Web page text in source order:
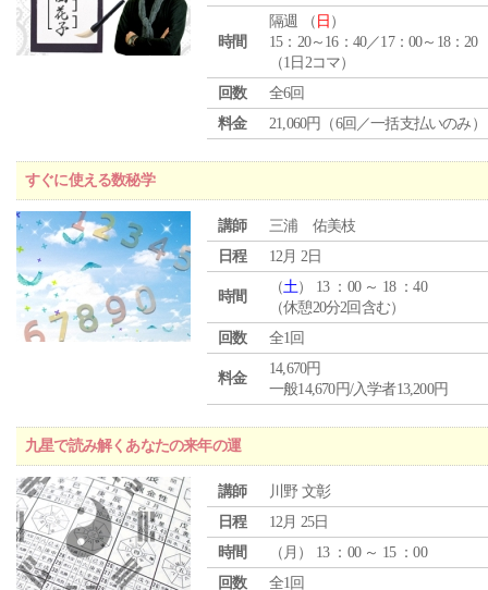
時間
隔週 （ 日 ）
15：20～16：40／17：00～18：20
（1日2コマ）
回数
全6回
料金
21,060円（6回／一括支払いのみ）
すぐに使える数秘学
講師
三浦 佑美枝
日程
12月 2日
時間
（土） 13 ：00 ～ 18 ：40
（休憩20分2回含む）
回数
全1回
料金
14,670円
一般14,670円/入学者13,200円
九星で読み解くあなたの来年の運
講師
川野 文彰
日程
12月 25日
時間
（ 月 ） 13 ：00 ～ 15 ：00
回数
全1回